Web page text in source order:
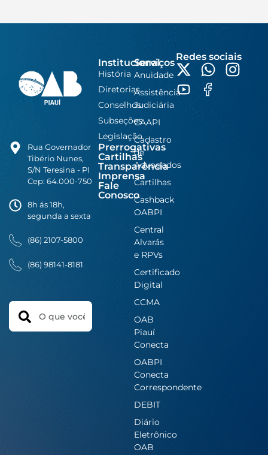
Rua Governador
Tibério Nunes,
S/N Teresina - PI
Cep: 64.000-750
8h ás 18h,
segunda a sexta
(86) 2107-5800
(86) 98141-8181
Search
Institucional
História
Diretorias
Conselhos
Subseções
Legislação
Prerrogativas
Cartilhas
Transparência
Imprensa
Fale
Conosco
Serviços
Anuidade
Assistência
Judiciária
CAAPI
Cadastro
de
Advogados
Cartilhas
Cashback
OABPI
Central
Alvarás
e RPVs
Certificado
Digital
CCMA
OAB
Piauí
Conecta
OABPI
Conecta
Correspondente
DEBIT
Diário
Eletrônico
OAB
Redes sociais